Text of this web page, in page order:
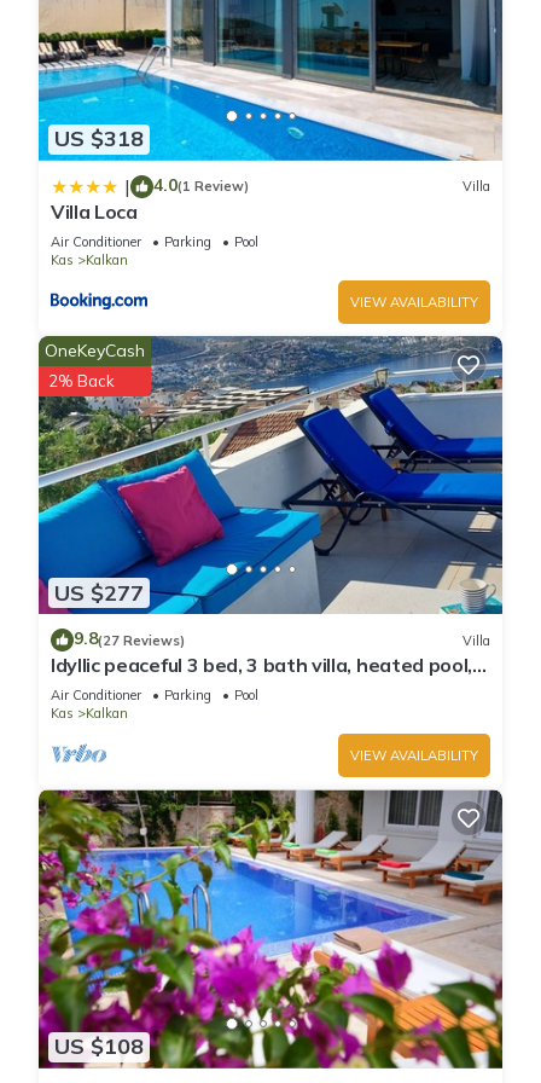
US $318
| 4.0(1 Review) Villa
Villa Loca
Air Conditioner Parking
Pool
Kas
Kalkan
VIEW AVAILABILITY
US $277
OneKeyCash
2% Back
9.8(27 Reviews) Villa
Idyllic peaceful 3 bed, 3 bath villa, heated pool,
mature gardens, sleeps 6
Air Conditioner Parking
Pool
Kas
Kalkan
VIEW AVAILABILITY
US $108